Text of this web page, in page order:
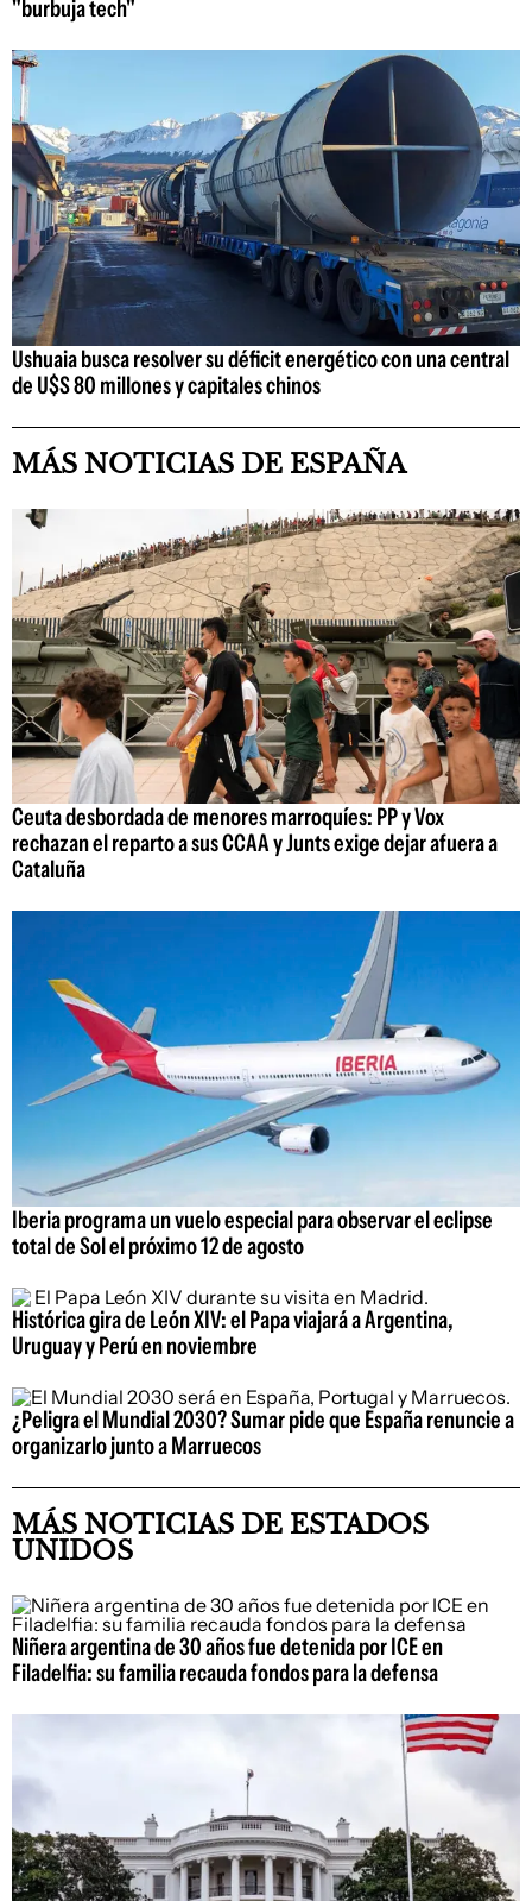
"burbuja tech"
Ushuaia busca resolver su déficit energético con una central
de U$S 80 millones y capitales chinos
MÁS NOTICIAS DE ESPAÑA
Ceuta desbordada de menores marroquíes: PP y Vox
rechazan el reparto a sus CCAA y Junts exige dejar afuera a
Cataluña
Iberia programa un vuelo especial para observar el eclipse
total de Sol el próximo 12 de agosto
Histórica gira de León XIV: el Papa viajará a Argentina,
Uruguay y Perú en noviembre
¿Peligra el Mundial 2030? Sumar pide que España renuncie a
organizarlo junto a Marruecos
MÁS NOTICIAS DE ESTADOS
UNIDOS
Niñera argentina de 30 años fue detenida por ICE en
Filadelfia: su familia recauda fondos para la defensa